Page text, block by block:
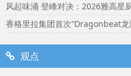
风起味涌 登峰对决：2026雅高星
香格里拉集团首次“Dragonbeat龙
观点